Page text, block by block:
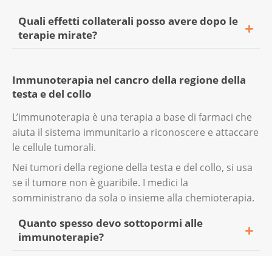
(neuropatia periferica) o all’udito. Nella
maggior parte dei casi i medici hanno delle
soluzioni efficaci contro gli effetti collaterali.
chemioterapia, contatti la Sua équipe
curante.
Per maggiori informazioni, legga l’opuscolo
Cancro e neuropatia periferica
Legga di più sullachemioterapia. In
alternativa, legga l’opuscolo «Medicinali
online.
Quali effetti collaterali posso avere dopo le
terapie mirate?
mirate nell’area testa-collo sono:
stanchezza persistente;
nausea;
diarrea.
Nella maggior parte dei casi, i medici hanno
delle soluzioni efficaci contro gli effetti
collaterali. Pertanto, se Lei ha dei disturbi
dopo il trattamento, contatti la Sua équipe
Immunoterapia nel cancro della regione della
testa e del collo
L’immunoterapia è una terapia a base di farmaci che
aiuta il sistema immunitario a riconoscere e attaccare
le cellule tumorali.
Nei tumori della regione della testa e del collo, si usa
se il tumore non è guaribile. I medici la
somministrano da sola o insieme alla chemioterapia.
Quanto spesso devo sottopormi alle
immunoterapie?